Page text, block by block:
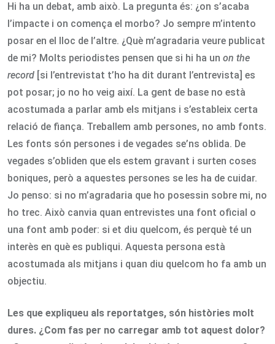
Hi ha un debat, amb això. La pregunta és: ¿on s’acaba
l’impacte i on comença el morbo? Jo sempre m’intento
posar en el lloc de l’altre. ¿Què m’agradaria veure publicat
de mi? Molts periodistes pensen que si hi ha un on the
record [si l’entrevistat t’ho ha dit durant l’entrevista] es
pot posar; jo no ho veig així. La gent de base no està
acostumada a parlar amb els mitjans i s’estableix certa
relació de fiança. Treballem amb persones, no amb fonts.
Les fonts són persones i de vegades se’ns oblida. De
vegades s’obliden que els estem gravant i surten coses
boniques, però a aquestes persones se les ha de cuidar.
Jo penso: si no m’agradaria que ho posessin sobre mi, no
ho trec. Això canvia quan entrevistes una font oficial o
una font amb poder: si et diu quelcom, és perquè té un
interès en què es publiqui. Aquesta persona està
acostumada als mitjans i quan diu quelcom ho fa amb un
objectiu.
Les que expliqueu als reportatges, són històries molt
dures. ¿Com fas per no carregar amb tot aquest dolor?